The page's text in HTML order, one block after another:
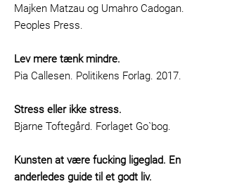
Majken Matzau og Umahro Cadogan.
Peoples Press.
Lev mere tænk mindre.
Pia Callesen. Politikens Forlag. 2017.
Stress eller ikke stress.
Bjarne Toftegård. Forlaget Go`bog.
Kunsten at være fucking ligeglad. En
anderledes guide til et godt liv.